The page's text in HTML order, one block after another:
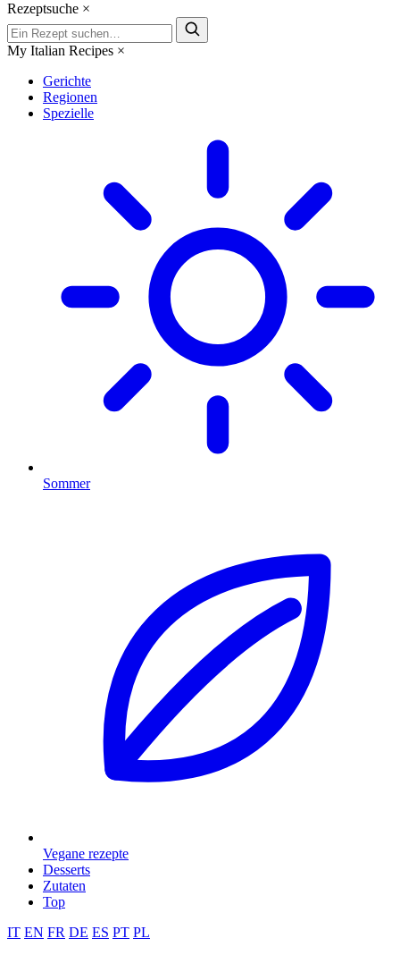
Rezeptsuche ×
My Italian Recipes ×
Gerichte
Regionen
Spezielle
Sommer
Vegane rezepte
Desserts
Zutaten
Top
IT EN FR DE ES PT PL